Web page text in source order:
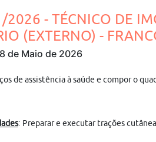
2026 - TÉCNICO DE
(EXTERNO) -
de Maio de 2026
de assistência à saúde e compor o
: Preparar e executar trações